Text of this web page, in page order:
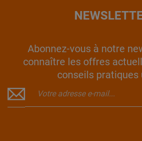
Abonnez-vous à notre
connaître les offres
conseils pratiques